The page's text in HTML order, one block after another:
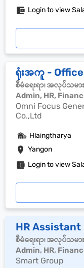
Login to view
ရုံးအကူ -
စီမံရေးရာ၊ အလုပ်သမာ
Admin, HR,
Omni Focus
Co.,Ltd
Yangon
Hlaingtharya
Login to view
HR Assistant
စီမံရေးရာ၊ အလုပ်သမာ
Admin, HR,
Smart Group